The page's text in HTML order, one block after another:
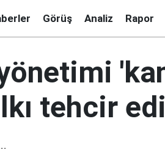
Görüş Analiz Rapor
tehcir